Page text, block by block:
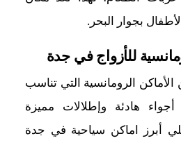
بجوار البحر.
للأزواج في جدة
الرومانسية التي تناسب
أجواء هادئة وإطلالات مميزة
أبرز اماكن سياحية في جدة